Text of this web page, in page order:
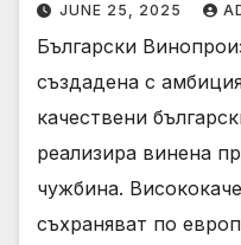
JUNE 25, 2025
Български
създадена с
качествени
реализира винена
чужбина.
съхраняват по